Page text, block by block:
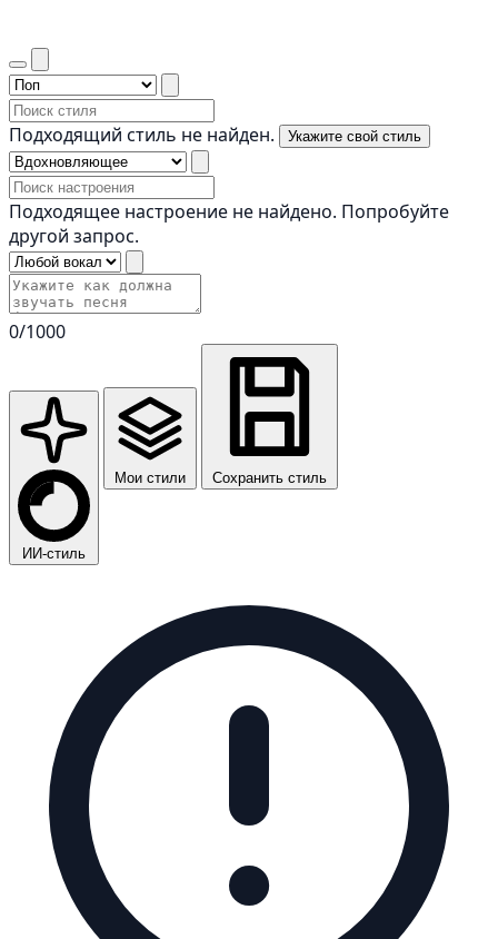
Подходящий стиль не найден. Укажите свой стиль
Подходящее настроение не найдено. Попробуйте
другой запрос.
0/1000
ИИ-стиль
Мои стили Сохранить стиль